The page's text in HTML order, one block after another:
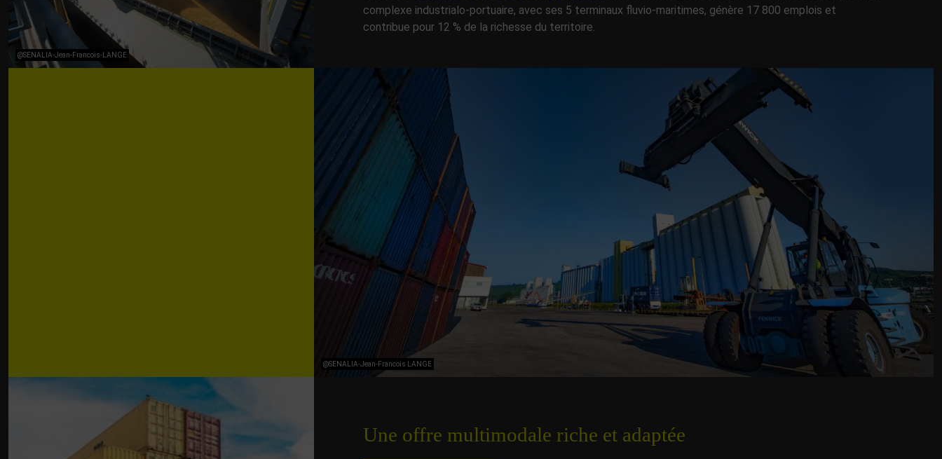
@SENALIA-Jean-Francois-LANGE
complexe industrialo-portuaire, avec ses 5 terminaux fluvio-maritimes, génère 17 800 emplois et
contribue pour 12 % de la richesse du territoire.
@SENALIA-Jean-Francois LANGE
Une offre multimodale riche et adaptée